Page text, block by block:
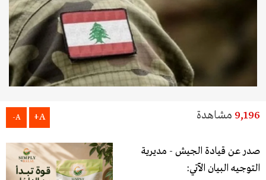
9,196 مشاهدة A+
A-
صدر عن قيادة الجيش - مديرية
التوجيه البيان الآتي: